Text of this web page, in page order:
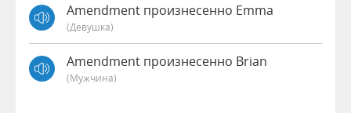
Amendment произнесенно Emma
(девушка)
Amendment произнесенно Brian
(мужчина)